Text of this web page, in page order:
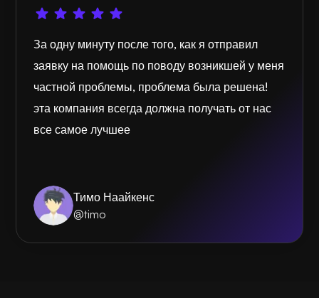
За одну минуту после того, как я отправил
заявку на помощь по поводу возникшей у меня
частной проблемы, проблема была решена!
эта компания всегда должна получать от нас
все самое лучшее
Тимо Наайкенс
@timo